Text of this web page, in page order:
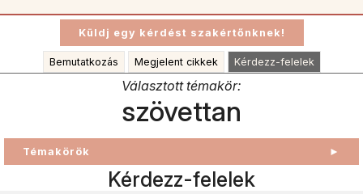
Bemutatkozás Megjelent cikkek Kérdezz-felelek
Választott témakör:
szövettan
Témakörök ►
Kérdezz-felelek